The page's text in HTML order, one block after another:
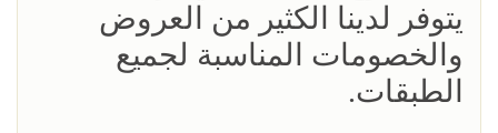
يتوفر لدينا الكثير من العروض
والخصومات المناسبة لجميع
الطبقات.